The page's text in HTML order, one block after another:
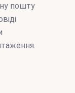
пошту